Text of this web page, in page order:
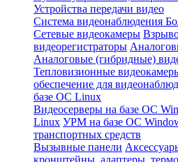
Устройства передачи видео
Система видеонаблюдения
Сетевые видеокамеры
видеорегистраторы
Аналоговые (гибридные)
Тепловизионные
обеспечение для
базе ОС Linux
Видеосерверы на базе ОС
Linux УРМ на базе ОС
транспортных средств
Вызывные панели
кронштейны, адаптеры,